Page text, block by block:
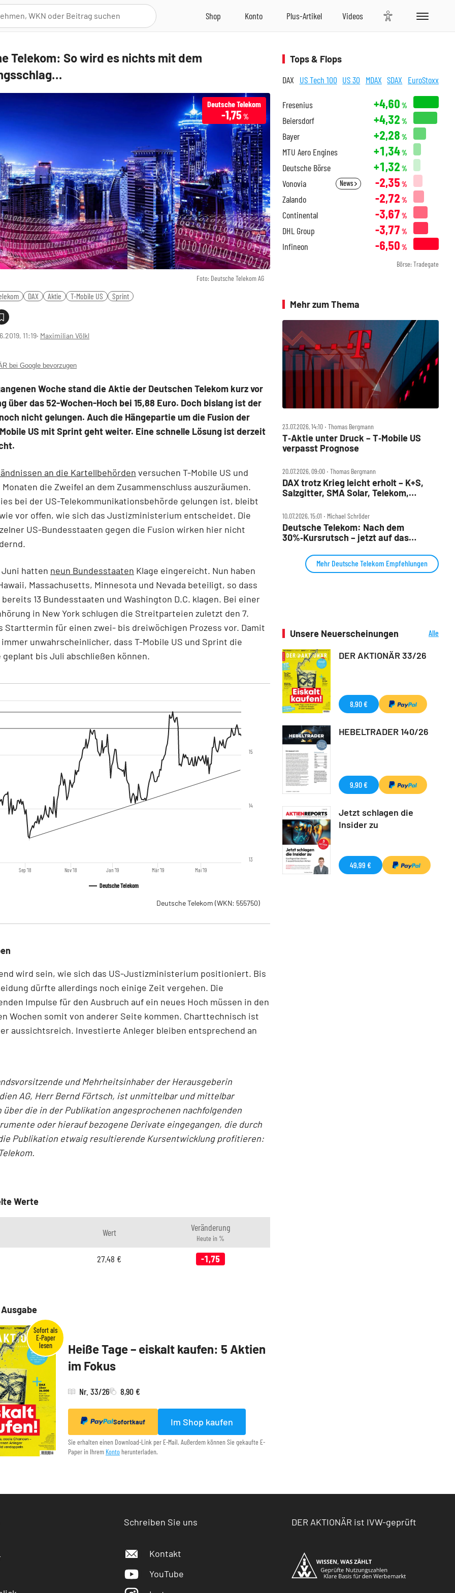
Telekom: So wird es nichts mit dem
Foto: Deutsche Telekom AG
Deutsche Telekom
-1,75 %
DAX Aktie T-Mobile US Sprint
11:19‧ Maximilian Völkl
bei Google bevorzugen
Woche stand die Aktie der Deutschen Telekom kurz vor
über das 52-Wochen-Hoch bei 15,88 Euro. Doch bislang ist der
nicht gelungen. Auch die Hängepartie um die Fusion der
US mit Sprint geht weiter. Eine schnelle Lösung ist derzeit
an die Kartellbehörden versuchen T-Mobile US und
die Zweifel an dem Zusammenschluss auszuräumen.
bei der US-Telekommunikationsbehörde gelungen ist, bleibt
vor offen, wie sich das Justizministerium entscheidet. Die
US-Bundesstaaten gegen die Fusion wirken hier nicht
hatten neun Bundesstaaten Klage eingereicht. Nun haben
Massachusetts, Minnesota und Nevada beteiligt, so dass
13 Bundesstaaten und Washington D.C. klagen. Bei einer
in New York schlugen die Streitparteien zuletzt den 7.
Starttermin für einen zwei- bis dreiwöchigen Prozess vor. Damit
unwahrscheinlicher, dass T-Mobile US und Sprint die
geplant bis Juli abschließen können.
Deutsche Telekom
Sep '18 Nov '18 Jan '19 Mär '19 Mai '19
13
14
15
Deutsche Telekom (WKN: 555750)
wird sein, wie sich das US-Justizministerium positioniert. Bis
dürfte allerdings noch einige Zeit vergehen. Die
Impulse für den Ausbruch auf ein neues Hoch müssen in den
Wochen somit von anderer Seite kommen. Charttechnisch ist
aussichtsreich. Investierte Anleger bleiben entsprechend an
und Mehrheitsinhaber der Herausgeberin
AG, Herr Bernd Förtsch, ist unmittelbar und mittelbar
über die in der Publikation angesprochenen nachfolgenden
oder hierauf bezogene Derivate eingegangen, die durch
Publikation etwaig resultierende Kursentwicklung profitieren:
Werte
Wert Veränderung
Heute in %
27,48 € -1,75
Heiße Tage – eiskalt kaufen: 5 Aktien
im Fokus
Nr. 33/26 8,90 €
Sofortkauf Im Shop kaufen
Sie erhalten einen Download-Link per E-Mail. Außerdem können Sie gekaufte E-
Paper in Ihrem Konto herunterladen.
Tops & Flops
DAX US Tech 100 US 30 MDAX SDAX EuroStoxx
Fresenius +4,60 %
Beiersdorf +4,32 %
Bayer +2,28 %
MTU Aero Engines +1,34%
Deutsche Börse +1,32 %
Vonovia News -2,35 %
Zalando -2,72 %
Continental -3,67 %
DHL Group -3,77 %
Infineon -6,50 %
Börse: Tradegate
Mehr zum Thema
23.07.2026, 14:10 ‧ Thomas Bergmann
T‑Aktie unter Druck – T‑Mobile US
verpasst Prognose
20.07.2026, 09:00 ‧ Thomas Bergmann
DAX trotz Krieg leicht erholt – K+S,
Salzgitter, SMA Solar, Telekom,
Check
10.07.2026, 15:01 ‧ Michael Schröder
Deutsche Telekom: Nach dem
30%‑Kursrutsch – jetzt auf das
Mehr Deutsche Telekom Empfehlungen
Unsere Neuerscheinungen
Alle
DER AKTIONÄR 33/26
8,90 €
HEBELTRADER 140/26
9,90 €
Jetzt schlagen die
Insider zu
49,99 €
Schreiben Sie uns
Kontakt
YouTube
DER AKTIONÄR ist IVW-geprüft